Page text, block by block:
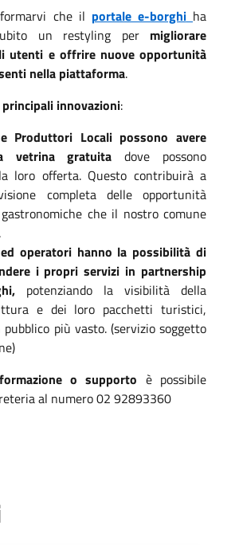
che il portale e-borghi ha
un restyling per migliorare
utenti e offrire nuove opportunità
nella piattaforma.
principali innovazioni:
Produttori Locali possono avere
vetrina gratuita dove possono
loro offerta. Questo contribuirà a
completa delle opportunità
che il nostro comune
operatori hanno la possibilità di
i propri servizi in partnership
potenziando la visibilità della
e dei loro pacchetti turistici,
più vasto. (servizio soggetto
o supporto è possibile
al numero 02 92893360